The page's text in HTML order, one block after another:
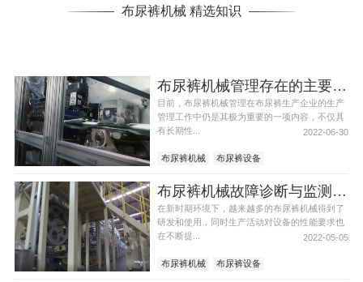
布尿裤机械 精选知识
布尿裤机械管理存在的主要问题
目前，布尿裤机械管理在布尿裤生产企业的生产
管理工作中仍是其极为重要的一项内容，不仅具
有长期性...
2022-06-30
布尿裤机械 布尿裤设备
布尿裤机械故障诊断与监测的常用方法
在新时期环境下，越来越多的布尿裤机械得到了
研发和使用，同时生产活动对设备的性能要求也
在不断提...
2022-05-05
布尿裤机械 布尿裤设备